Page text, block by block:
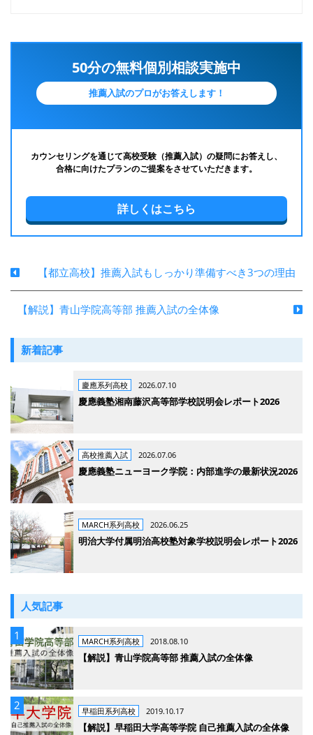
50分の無料個別相談実施中
推薦入試のプロがお答えします！
カウンセリングを通じて高校受験（推薦入試）の疑問にお答えし、
合格に向けたプランのご提案をさせていただきます。
詳しくはこちら
【都立高校】推薦入試もしっかり準備すべき3つの理由
【解説】青山学院高等部 推薦入試の全体像
新着記事
慶應系列高校 2026.07.10
慶應義塾湘南藤沢高等部学校説明会レポート2026
高校推薦入試 2026.07.06
慶應義塾ニューヨーク学院：内部進学の最新状況2026
MARCH系列高校 2026.06.25
明治大学付属明治高校塾対象学校説明会レポート2026
人気記事
MARCH系列高校 2018.08.10
【解説】青山学院高等部 推薦入試の全体像
早稲田系列高校 2019.10.17
【解説】早稲田大学高等学院 自己推薦入試の全体像